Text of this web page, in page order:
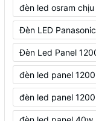
đèn led osram
Đèn LED Panasonic
Đèn Led Panel
đèn led panel
đèn led panel